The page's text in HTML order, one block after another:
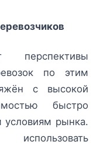
перспективы
по этим
с высокой
быстро
условиям рынка.